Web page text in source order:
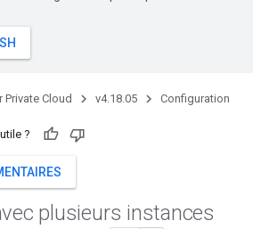
Private Cloud v4.18.05 Configuration
?
plusieurs instances